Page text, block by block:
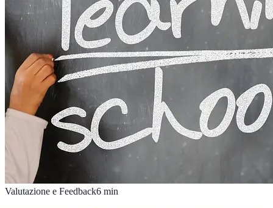
Valutazione e Feedback6 min